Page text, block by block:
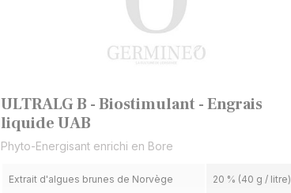
ULTRALG B - Biostimulant - Engrais
liquide UAB
Phyto-Energisant enrichi en Bore
Extrait d'algues brunes de Norvège 20 % (40 g / litre)